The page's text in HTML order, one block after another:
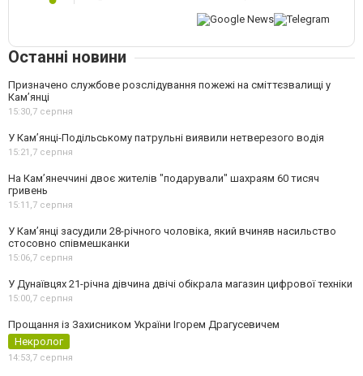
Останні новини
Призначено службове розслідування пожежі на сміттєзвалищі у
Кам’янці
15:30,7 серпня
У Кам’янці-Подільському патрульні виявили нетверезого водія
15:21,7 серпня
На Камʼянеччині двоє жителів "подарували" шахраям 60 тисяч
гривень
15:11,7 серпня
У Камʼянці засудили 28-річного чоловіка, який вчиняв насильство
стосовно співмешканки
15:06,7 серпня
У Дунаївцях 21-річна дівчина двічі обікрала магазин цифрової техніки
15:00,7 серпня
Прощання із Захисником України Ігорем Драгусевичем
Некролог
14:53,7 серпня